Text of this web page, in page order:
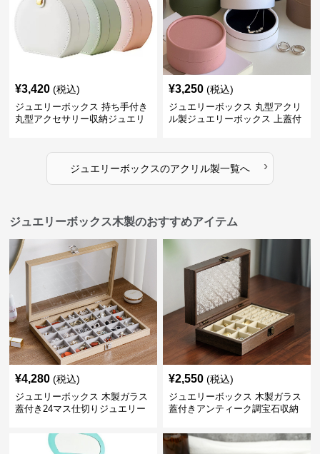
¥3,420 (税込)
ジュエリーボックス 持ち手付き
丸型アクセサリー収納ジュエリ
¥3,250 (税込)
ジュエリーボックス 丸型アクリ
ル製ジュエリーボックス 上蓋付
ジュエリーボックスのアクリル製一覧へ ›
ジュエリーボックス木製のおすすめアイテム
¥4,280 (税込)
ジュエリーボックス 木製ガラス
蓋付き24マス仕切りジュエリー
¥2,550 (税込)
ジュエリーボックス 木製ガラス
蓋付きアンティーク調宝石収納